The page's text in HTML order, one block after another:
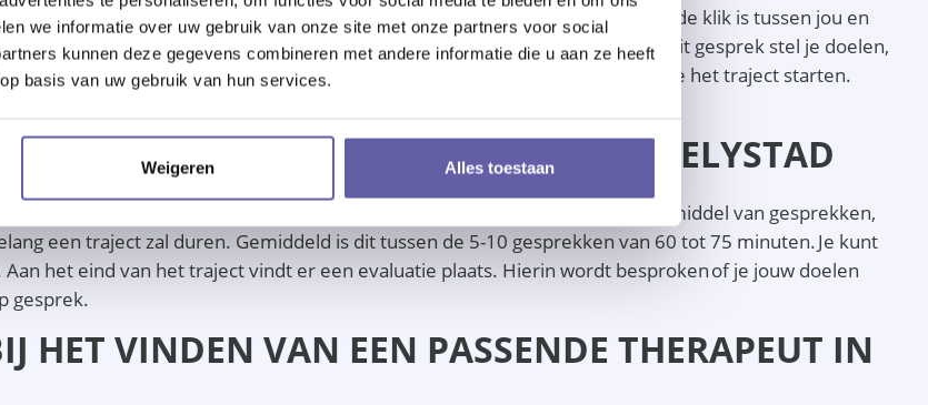
we informatie over uw gebruik van onze site met onze partners voor social
kunnen deze gegevens combineren met andere informatie die u aan ze heeft
basis van uw gebruik van hun services.
Weigeren Alles toestaan
het gratis oriëntatiegesprek. Wij vinden het erg belangrijk dat er een goede klik is tussen jou en
is. Tijdens dit kennismakingsgesprek kom je erachter of deze klik er is. In dit gesprek stel je doelen,
komt erachter of de verwachtingen overeenkomen. Als dit zo is, dan kun je het traject starten.
oriëntatiegesprek inplannen bij een andere therapeut in Lelystad.
TRAJECT MET DE THERAPEUT IN LELYSTAD
gegeven. Je gaat dan aan de slag met het realiseren van jouw doelen door middel van gesprekken,
een traject zal duren. Gemiddeld is dit tussen de 5-10 gesprekken van 60 tot 75 minuten. Je kunt
het eind van het traject vindt er een evaluatie plaats. Hierin wordt besproken of je jouw doelen
gesprek.
HET VINDEN VAN EEN PASSENDE THERAPEUT IN